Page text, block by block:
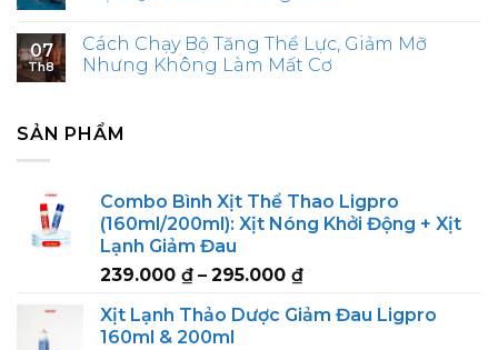
07
Th8
Cách Chạy Bộ Tăng Thể Lực, Giảm Mỡ
Nhưng Không Làm Mất Cơ
SẢN PHẨM
Combo Bình Xịt Thể Thao Ligpro
(160ml/200ml): Xịt Nóng Khởi Động + Xịt
Lạnh Giảm Đau
239.000 ₫ – 295.000 ₫Price
239.000 ₫
Xịt Lạnh Thảo Dược Giảm Đau Ligpro
160ml & 200ml